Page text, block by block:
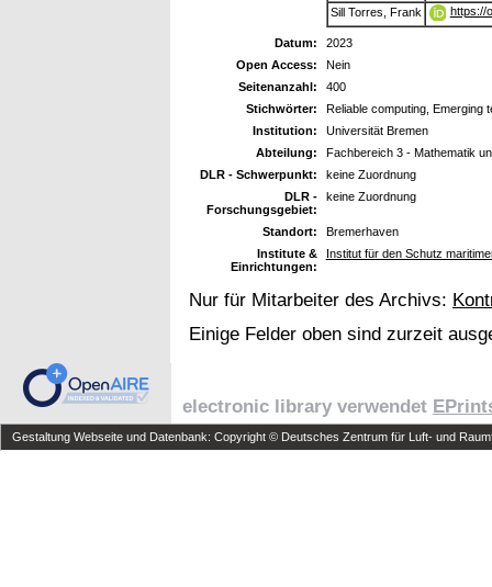
Sill Torres, Frank
https://
Datum:
2023
Open Access:
Nein
Seitenanzahl:
400
Stichwörter:
Reliable computing, Emerging
Institution:
Universität Bremen
Abteilung:
Fachbereich 3 - Mathematik
DLR - Schwerpunkt:
keine Zuordnung
DLR -
Forschungsgebiet:
keine Zuordnung
Standort:
Bremerhaven
Institute &
Einrichtungen:
Institut für den Schutz
Nur für Mitarbeiter des Archivs:
Einige Felder oben sind zurzeit
electronic library verwendet
Gestaltung Webseite und Datenbank: Copyright © Deutsches Zentrum für Luft- und